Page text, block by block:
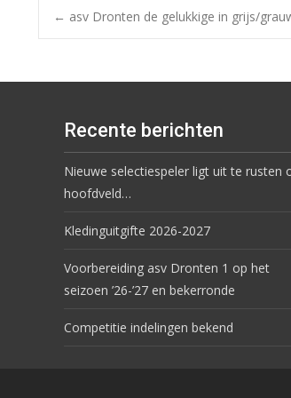
← asv Dronten de gelukkige in grijs/
Recente berichten
Nieuwe selectiespeler ligt uit te rusten
hoofdveld…
Kledinguitgifte 2026-2027
Voorbereiding asv Dronten 1 op het
seizoen ’26-’27 en bekerronde
Competitie indelingen bekend